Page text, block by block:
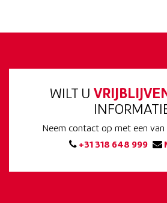
WILT U
Neem contact op met een van
+31 318 648 999